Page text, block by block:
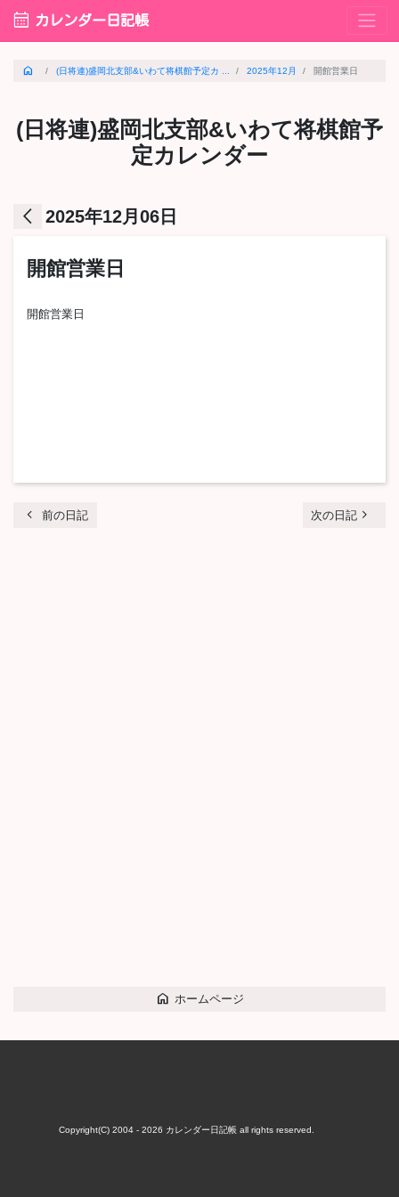
calendar_month カレンダー日記帳
home (日将連)盛岡北支部&いわて将棋館予定カ ... 2025年12月 開館営業日
(日将連)盛岡北支部&いわて将棋館予
定カレンダー
arrow_back_ios 2025年12月06日
開館営業日
開館営業日
chevron_left 前の日記 次の日記 navigate_next
home ホームページ
Copyright(C) 2004 - 2026 カレンダー日記帳all rights reserved.